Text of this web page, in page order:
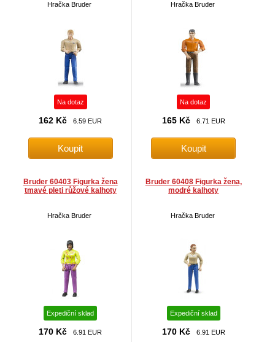
Hračka Bruder
Na dotaz
162 Kč 6.59 EUR
Hračka Bruder
Na dotaz
165 Kč 6.71 EUR
Bruder 60403 Figurka žena
tmavé pleti růžové kalhoty
Hračka Bruder
Expediční sklad
170 Kč 6.91 EUR
Bruder 60408 Figurka žena,
modré kalhoty
Hračka Bruder
Expediční sklad
170 Kč 6.91 EUR